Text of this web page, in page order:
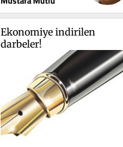
Ekonomiye indirilen
darbeler!